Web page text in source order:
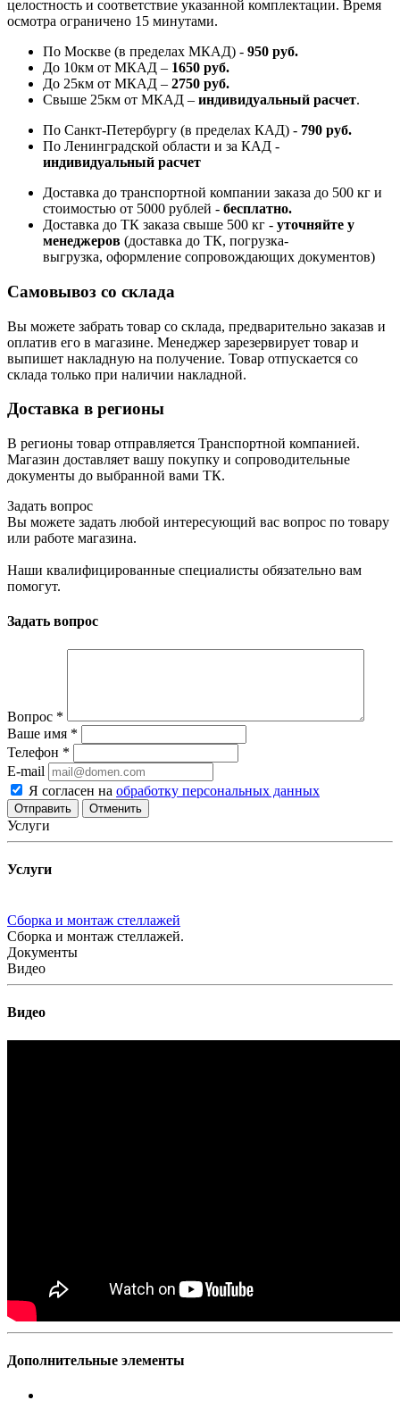
целостность и соответствие указанной комплектации. Время
осмотра ограничено 15 минутами.
По Москве (в пределах МКАД) - 950 руб.
До 10км от МКАД – 1650 руб.
До 25км от МКАД – 2750 руб.
Свыше 25км от МКАД – индивидуальный расчет.
По Санкт-Петербургу (в пределах КАД) - 790 руб.
По Ленинградской области и за КАД -
индивидуальный расчет
Доставка до транспортной компании заказа до 500 кг и
стоимостью от 5000 рублей - бесплатно.
Доставка до ТК заказа свыше 500 кг - уточняйте у
менеджеров (доставка до ТК, погрузка-
выгрузка, оформление сопровождающих документов)
Самовывоз со склада
Вы можете забрать товар со склада, предварительно заказав и
оплатив его в магазине. Менеджер зарезервирует товар и
выпишет накладную на получение. Товар отпускается со
склада только при наличии накладной.
Доставка в регионы
В регионы товар отправляется Транспортной компанией.
Магазин доставляет вашу покупку и сопроводительные
документы до выбранной вами ТК.
Задать вопрос
Вы можете задать любой интересующий вас вопрос по товару
или работе магазина.
Наши квалифицированные специалисты обязательно вам
помогут.
Задать вопрос
Вопрос *
Ваше имя *
Телефон *
E-mail
Я согласен на обработку персональных данных
Отменить
Услуги
Услуги
Сборка и монтаж стеллажей
Сборка и монтаж стеллажей.
Документы
Видео
Видео
Дополнительные элементы